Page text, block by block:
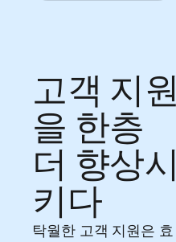
고객 지원
을 한층
더 향상시
키다
탁월한 고객 지원은 효